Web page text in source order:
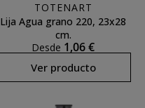
TOTENART
Lija Agua grano 220, 23x28
cm.
Desde 1,06 €
Ver producto